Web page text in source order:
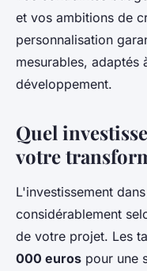
et vos ambitions de
personnalisation
mesurables, adaptés
développement.
Quel
votre
L'investissement
considérablement
de votre projet. Les
000 euros pour une